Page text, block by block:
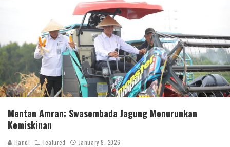
Mentan Amran: Swasembada Jagung Menurunkan
Kemiskinan
Handi Featured January 9, 2026